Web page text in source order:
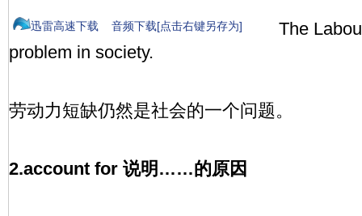
迅雷高速下载 音频下载[点击右键另存为]
The
problem in society.
劳动力短缺仍然是社会的一个问题。
2.account for 说明……的原因